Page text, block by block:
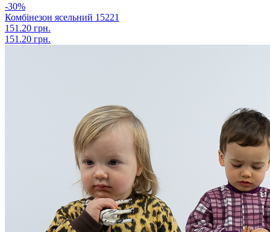
-30%
Комбінезон ясельний 15221
151.20 грн.
151.20 грн.